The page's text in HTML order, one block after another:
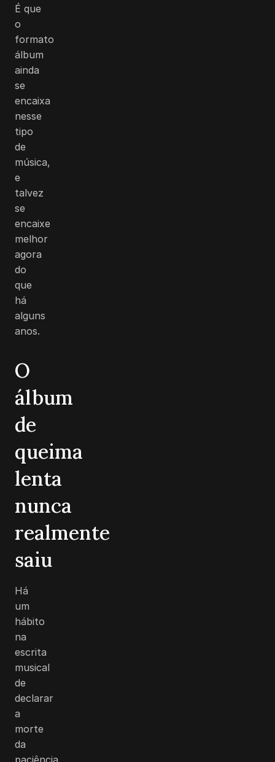
É que
o
formato
álbum
ainda
se
encaixa
nesse
tipo
de
música,
e
talvez
se
encaixe
melhor
agora
do
que
há
alguns
anos.
O
álbum
de
queima
lenta
nunca
realmente
saiu
Há
um
hábito
na
escrita
musical
de
declarar
a
morte
da
paciência